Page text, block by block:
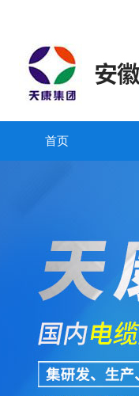
首页